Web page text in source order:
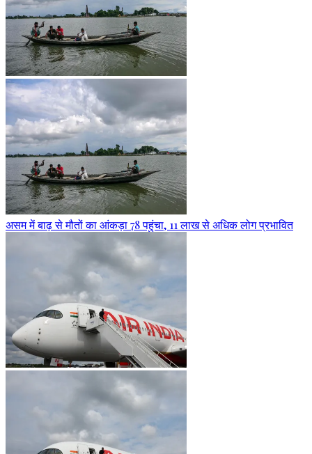
असम में बाढ़ से मौतों का आंकड़ा 78 पहुंचा, 11 लाख से अधिक लोग प्रभावित